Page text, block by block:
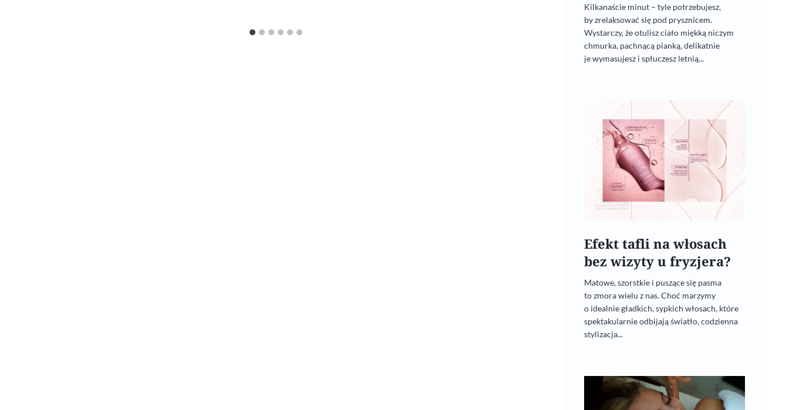
Kilkanaście minut – tyle potrzebujesz,
by zrelaksować się pod prysznicem.
Wystarczy, że otulisz ciało miękką niczym
chmurka, pachnącą pianką, delikatnie
je wymasujesz i spłuczesz letnią...
Efekt tafli na włosach
bez wizyty u fryzjera?
Matowe, szorstkie i puszące się pasma
to zmora wielu z nas. Choć marzymy
o idealnie gładkich, sypkich włosach, które
spektakularnie odbijają światło, codzienna
stylizacja...